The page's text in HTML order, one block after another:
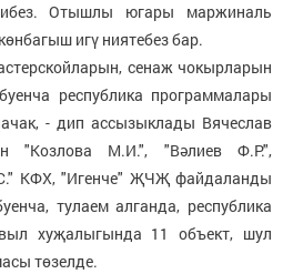
Отышлы югары маржиналь
игү ниятебез бар.
сенаж чокырларын
республика программалары
- дип ассызыклады Вячеслав
"Козлова М.И.", "Вәлиев Ф.Р.",
КФХ, "Игенче" ҖЧҖ файдаланды
тулаем алганда, республика
хуҗалыгында 11 объект, шул
төзелде.